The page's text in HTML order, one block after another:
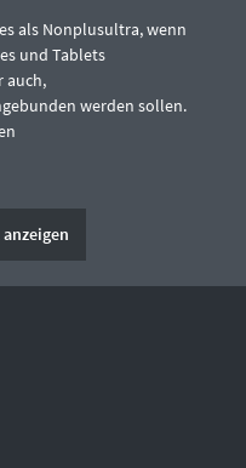
als Nonplusultra, wenn
und Tablets
auch,
werden sollen.